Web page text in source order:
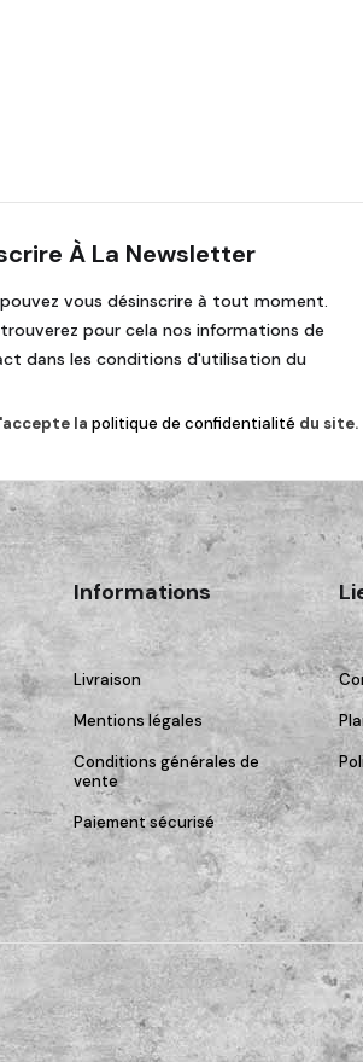
À La Newsletter
vous désinscrire à tout moment.
pour cela nos informations de
dans les conditions d'utilisation du
la politique de confidentialité du site.
Informations
Livraison
Mentions légales
Conditions générales de
vente
Paiement sécurisé